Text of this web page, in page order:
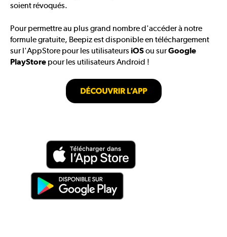
soient révoqués.
Pour permettre au plus grand nombre d'accéder à notre
formule gratuite, Beepiz est disponible en téléchargement
sur l'AppStore pour les utilisateursiOSou surGoogle
PlayStore pour les utilisateurs Android !